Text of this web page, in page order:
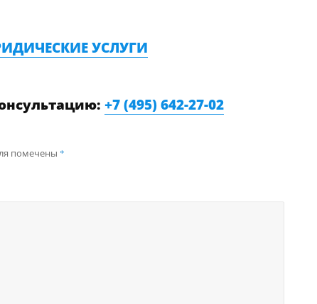
УСЛУГИ
+7 (495) 642-27-02
помечены *